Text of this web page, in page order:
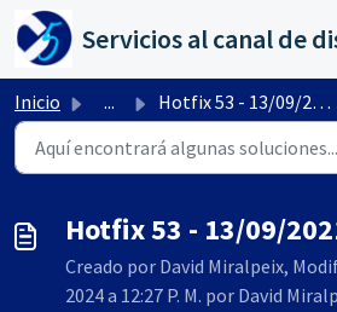
Saltar al contenido principal
Inicio ... Hotfix 53 - 13/09/2021
Hotfix 53 - 13/09/
Creado por David Miralpeix,
2024 a 12:27 P. M. por David